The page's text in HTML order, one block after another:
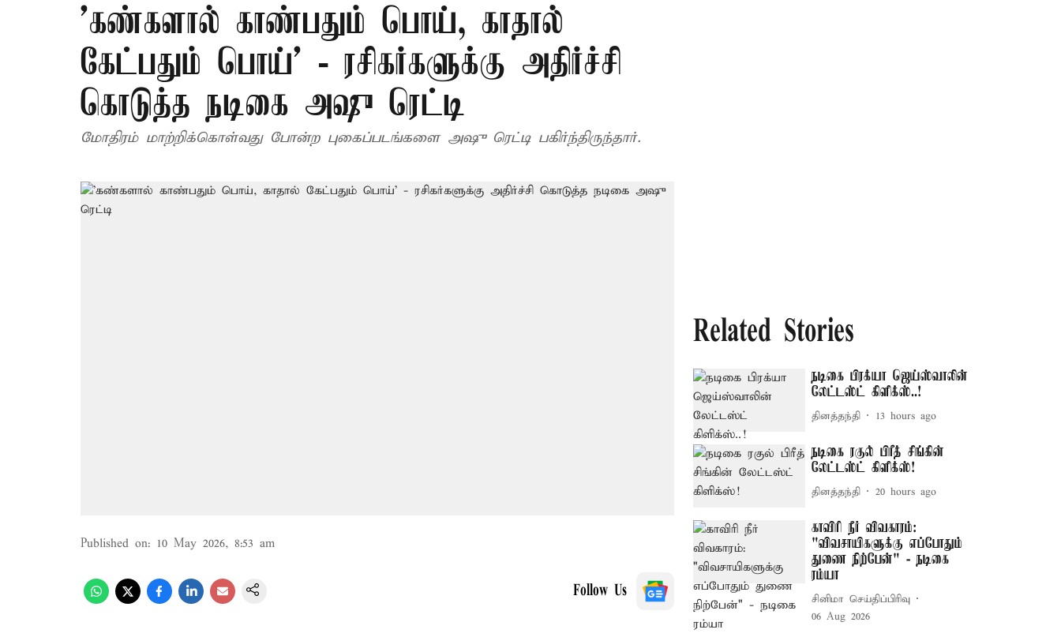
'கண்களால் காண்பதும் பொய், காதால்
கேட்பதும் பொய்' - ரசிகர்களுக்கு அதிர்ச்சி
கொடுத்த நடிகை அஷு ரெட்டி
மோதிரம் மாற்றிக்கொள்வது போன்ற புகைப்படங்களை அஷு ரெட்டி பகிர்ந்திருந்தார்.
Published on: 10 May 2026, 8:53 am
Follow Us
Related Stories
நடிகை பிரக்யா ஜெய்ஸ்வாலின்
லேட்டஸ்ட் கிளிக்ஸ்..!
தினத்தந்தி 13 hours ago
நடிகை ரகுல் பிரீத் சிங்கின்
லேட்டஸ்ட் கிளிக்ஸ்!
தினத்தந்தி 20 hours ago
காவிரி நீர் விவகாரம்:
"விவசாயிகளுக்கு எப்போதும்
துணை நிற்பேன்" - நடிகை
ரம்யா
சினிமா செய்திப்பிரிவு
06 Aug 2026